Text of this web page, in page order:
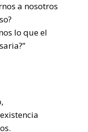
a nosotros
lo que el